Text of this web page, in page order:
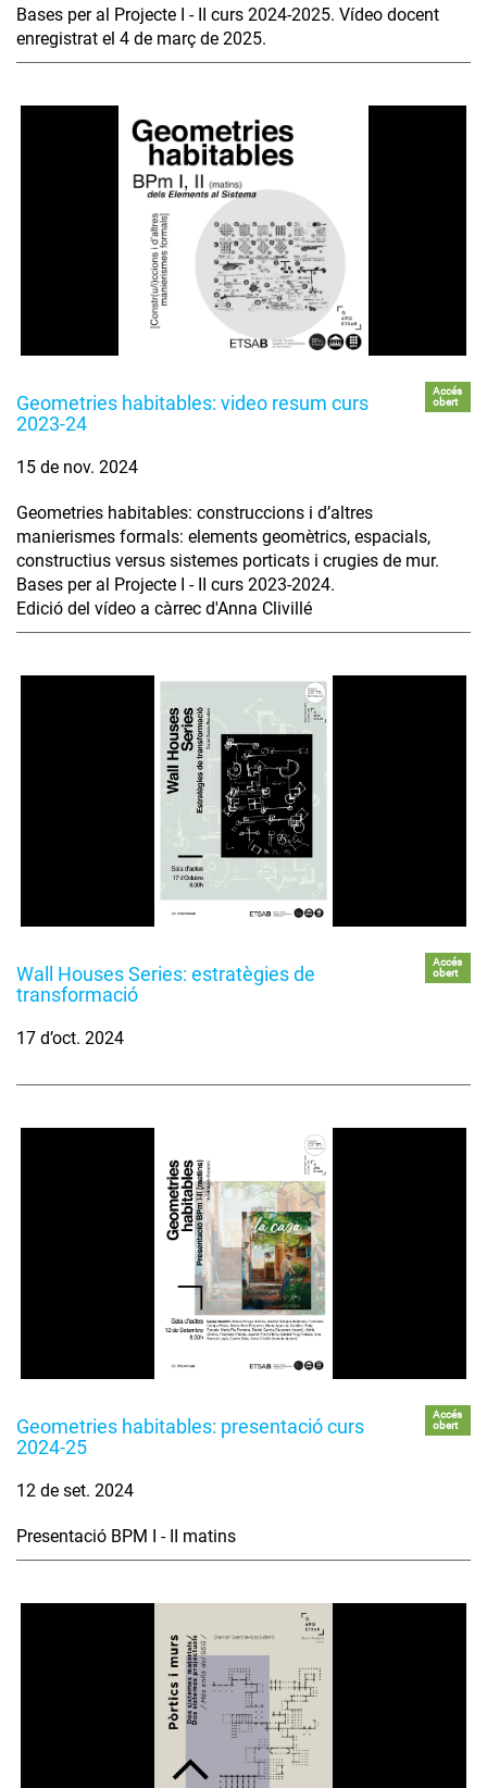
Bases per al Projecte I - II curs 2024-2025. Vídeo docent
enregistrat el 4 de març de 2025.
Geometries habitables: video resum curs
2023-24
Accés
obert
15 de nov. 2024
Geometries habitables: construccions i d’altres
manierismes formals: elements geomètrics, espacials,
constructius versus sistemes porticats i crugies de mur.
Bases per al Projecte I - II curs 2023-2024.
Edició del vídeo a càrrec d'Anna Clivillé
Wall Houses Series: estratègies de
transformació
Accés
obert
17 d’oct. 2024
Geometries habitables: presentació curs
2024-25
Accés
obert
12 de set. 2024
Presentació BPM I - II matins